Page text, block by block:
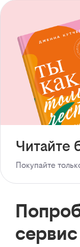
Читайте
Покупайте